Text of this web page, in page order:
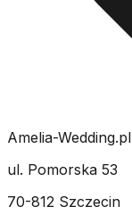
Amelia-Wedding.pl
ul. Pomorska 53
70-812 Szczecin